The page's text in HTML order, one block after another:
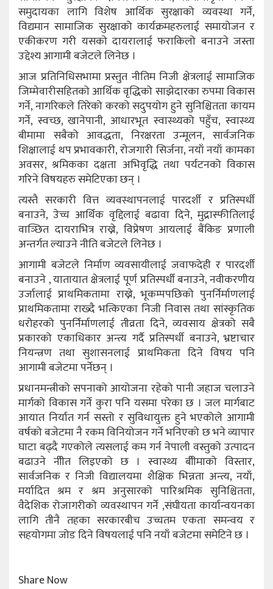
समुदायका लागि विशेष आर्थिक सुरक्षाको व्यवस्था गर्ने,
विद्यमान सामाजिक सुरक्षाको कार्यक्रमहरुलाई समायोजन र
एकीकरण गरी यसको दायरालाई फराकिलो बनाउने जस्ता
उद्देश्य आगामी बजेटले लिनेछ ।
आज प्रतिनिधिसभामा प्रस्तुत नीतिम निजी क्षेत्रलाई सामाजिक
जिम्मेवारीसहितको आर्थिक वृद्धिको साझेदारका रुपमा विकास
गर्ने, नागरिकले तिरेको करको सदुपयोग हुने सुनिश्चितता कायम
गर्ने, स्वच्छ, खानेपानी, आधारभूत स्वास्थ्यको पहुँच, स्वास्थ्य
बीमामा सबैको आवद्धता, निरक्षरता उन्मूलन, सार्वजनिक
शिक्षालाई थप प्रभावकारी, रोजगारी सिर्जना, नयाँ नयाँ कामका
अवसर, श्रमिकका दक्षता अभिवृद्धि तथा पर्यटनको विकास
गरिने विषयहरु समेटिएका छन् ।
त्यस्तै सरकारी वित्त व्यवस्थापनलाई पारदर्शी र प्रतिस्पर्धी
बनाउने, उेच्च आर्थिक वृद्दिलाई बढावा दिने, मुद्रास्फीतिलाई
वाञ्छित दायराभित्र राख्ने, विप्रेषण आयलाई बैंकिङ प्रणाली
अन्तर्गत ल्याउने नीति बजेटले लिनेछ ।
आगामी बजेटले निर्माण व्यवसायीलाई जवाफदेही र पारदर्शी
बनाउने , यातायात क्षेत्रलाई पूर्ण प्रतिस्पर्धी बनाउने, नवीकरणीय
उर्जालाई प्राथमिकतामा राख्ने, भूकम्पपछिको पुनर्निर्माणलाई
प्राथमिकतामा राख्दै भत्किएका निजी निवास तथा सांस्कृतिक
धरोहरको पुनर्निर्माणलाई तीव्रता दिने, व्यवसाय क्षेत्रको सबै
प्रकारको एकाधिकार अन्त्य गर्दै प्रतिस्पर्धी बनाउने, भ्रष्टाचार
नियन्त्रण तथा सुशासनलाई प्राथमिकता दिने विषय पनि
आगामी बजेटमा पर्नेछन् ।
प्रधानमन्त्रीको सपनाको आयोजना रहेको पानी जहाज चलाउने
मार्गको विकास गर्ने कुरा पनि यसमा परेका छ । जल मार्गबाट
आयात निर्यात गर्न सस्तो र सुविधायुक्त हुने भएकोले आगामी
वर्षको बजेटमा नै रकम विनियोजन गर्ने भनिएको छ भने व्यापार
घाटा बढ्दै गएकोले त्यसलाई कम गर्न नेपाली वस्तुको उत्पादन
बढाउने नीीत लिइएको छ । स्वास्थ्य बीीमाको विस्तार,
सार्वजनिक र निजी विद्यालयमा शैक्षिक भिन्नता अन्त्य, नयाँ,
मर्यादित श्रम र श्रम अनुसारको पारिश्रमिक सुनिश्चितता,
वैदेशिक रोजागरीको व्यवस्थापन गर्ने ,संघीयता कार्यान्वयनका
लागि तीनै तहका सरकारबीच उच्चतम एकता समन्वय र
सहयोगमा जोड दिने विषयलाई पनि नयाँ बजेटमा समेटिने छ ।
Share Now